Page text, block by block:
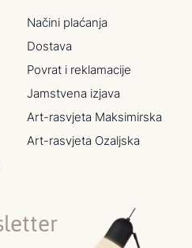
Načini plaćanja
Dostava
Povrat i reklamacije
Jamstvena izjava
Art-rasvjeta Maksimirska
Art-rasvjeta Ozaljska